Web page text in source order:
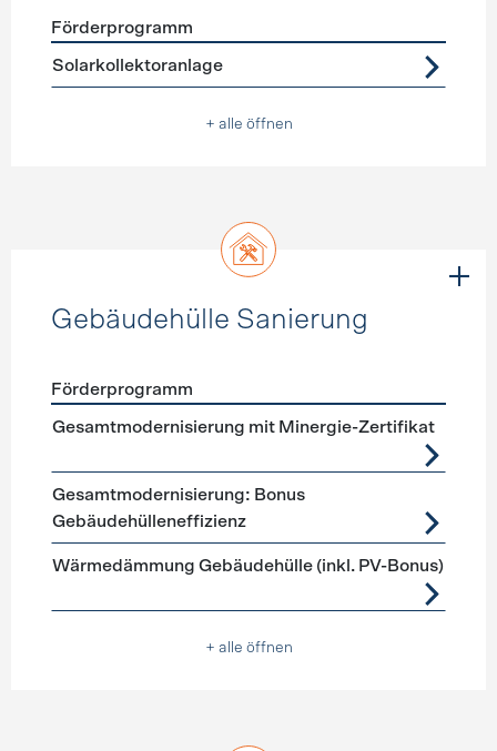
Förderprogramme
Förderprogramm
Solarkollektoranlage
+ alle öffnen
Gebäudehülle Sanierung
Förderprogramme Gebäudehülle Sanierung
Förderprogramm
Gesamtmodernisierung mit Minergie-Zertifikat
Gesamtmodernisierung: Bonus
Gebäudehülleneffizienz
Wärmedämmung Gebäudehülle (inkl. PV-Bonus)
+ alle öffnen